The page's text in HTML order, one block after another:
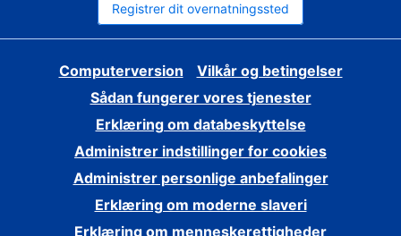
Registrer dit overnatningssted
Computerversion
Vilkår og betingelser
Sådan fungerer vores tjenester
Erklæring om databeskyttelse
Administrer indstillinger for cookies
Administrer personlige anbefalinger
Erklæring om moderne slaveri
Erklæring om menneskerettigheder